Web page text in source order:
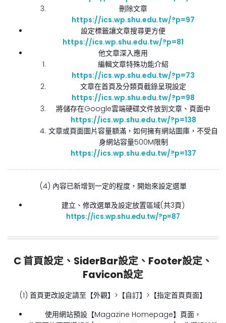
刪除文章
https://ics.wp.shu.edu.tw/?p=97
設定標籤讓文章搜尋更方便
https://ics.wp.shu.edu.tw/?p=81
他文章深入應用
編輯文章特殊功能介紹
https://ics.wp.shu.edu.tw/?p=73
文章在首頁及分類頁截錄呈現設定
https://ics.wp.shu.edu.tw/?p=98
將儲存在Google雲端硬碟文件放到文章、頁面中
https://ics.wp.shu.edu.tw/?p=138
文章或頁面圖片容量額滿，如何擁有網站圖庫，不受自
身網站容量500M限制
https://ics.wp.shu.edu.tw/?p=137
(4) 內容已新增到一定的程度，開始來設定選單
建立、修改選單及設定放置區域(共3頁)
https://ics.wp.shu.edu.tw/?p=87
C 首頁設定、SiderBar設定、Footer設定、
Favicon設定
(1) 首頁更改設定請至【外觀】>【自訂】>【指定首頁頁面】
使用網站預設【Magazine Homepage】頁面，